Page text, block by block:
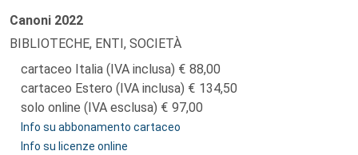
Canoni 2022
BIBLIOTECHE, ENTI, SOCIETÀ
cartaceo Italia (IVA inclusa)
88,00
cartaceo Estero (IVA inclusa)
134,50
solo online (IVA esclusa)
97,00
Info su abbonamento cartaceo
Info su licenze online